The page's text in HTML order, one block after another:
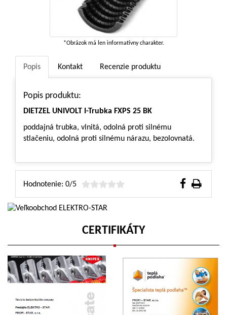
*Obrázok má len informatívny charakter.
Popis Kontakt Recenzie produktu
Popis produktu:
DIETZEL UNIVOLT I-Trubka FXPS 25 BK
poddajná trubka, vlnitá, odolná proti silnému
stlačeniu, odolná proti silnému nárazu, bezolovnatá.
Hodnotenie: 0/5
CERTIFIKÁTY